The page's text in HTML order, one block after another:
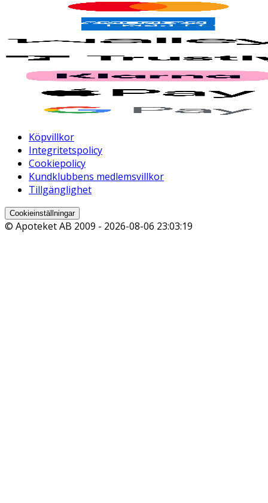
Köpvillkor
Integritetspolicy
Cookiepolicy
Kundklubbens medlemsvillkor
Tillgänglighet
Cookieinställningar
© Apoteket AB 2009 - 2026-08-06 23:03:19